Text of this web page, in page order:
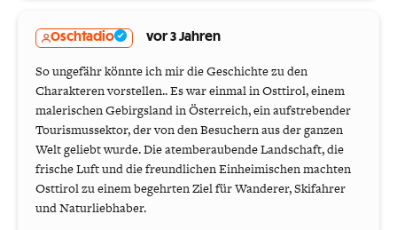
Oschtadio vor 3 Jahren
So ungefähr könnte ich mir die Geschichte zu den
Charakteren vorstellen.. Es war einmal in Osttirol, einem
malerischen Gebirgsland in Österreich, ein aufstrebender
Tourismussektor, der von den Besuchern aus der ganzen
Welt geliebt wurde. Die atemberaubende Landschaft, die
frische Luft und die freundlichen Einheimischen machten
Osttirol zu einem begehrten Ziel für Wanderer, Skifahrer
und Naturliebhaber.